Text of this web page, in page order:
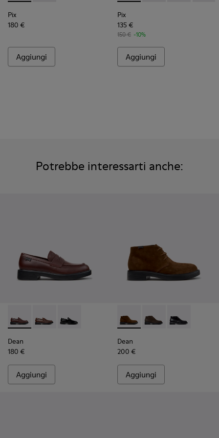
Pix
180 €
Aggiungi
Pix
135 €
150 € -10%
Aggiungi
Potrebbe interessarti anche:
Dean - K101045-008 - Mocassini in pelle bordeaux da Uomo.
Dean - K101045-005
Dean - K101045-001
Dean
180 €
Aggiungi
Dean - K300493-007 -
Dean - K300493-006
Dean -
Dean
200 €
Aggiungi